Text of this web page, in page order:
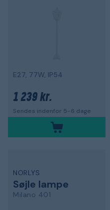
E27, 77W, IP54
1 239 kr.
Sendes indenfor 5-6 dage
NORLYS
Søjle lampe
Milano 401